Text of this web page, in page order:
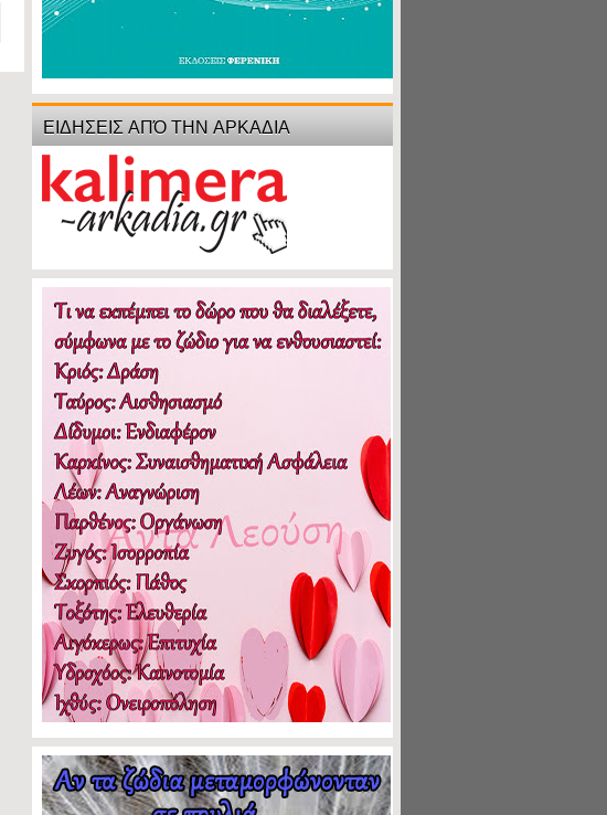
ΕΙΔΗΣΕΙΣ ΑΠΌ ΤΗΝ ΑΡΚΑΔΙΑ